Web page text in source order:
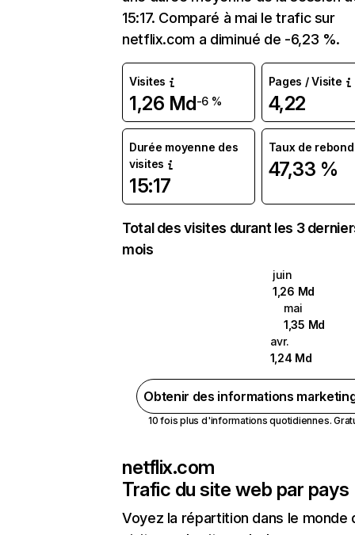
15:17. Comparé à mai le trafic sur
netflix.com a diminué de -6,23 %.
Visites
1,26 Md-6 %
Pages / Visite
4,22
Durée moyenne des
visites
15:17
Taux de rebond
47,33 %
Total des visites durant les 3
mois
juin
1,26 Md
mai
1,35 Md
avr.
1,24 Md
Obtenir des informations
10 fois plus d'informations quotidiennes.
netflix.com
Trafic du site web par pays
Voyez la répartition dans le monde